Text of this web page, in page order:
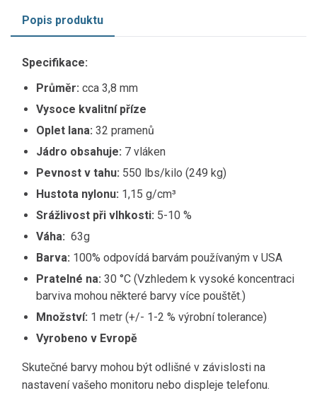
Popis produktu
Specifikace:
Průměr: cca 3,8 mm
Vysoce kvalitní příze
Oplet lana: 32 pramenů
Jádro obsahuje: 7 vláken
Pevnost v tahu: 550 lbs/kilo (249 kg)
Hustota nylonu: 1,15 g/cm³
Srážlivost při vlhkosti: 5-10 %
Váha: 63g
Barva: 100% odpovídá barvám používaným v USA
Pratelné na: 30 °C (Vzhledem k vysoké koncentraci
barviva mohou některé barvy více pouštět.)
Množství: 1 metr (+/- 1-2 % výrobní tolerance)
Vyrobeno v Evropě
Skutečné barvy mohou být odlišné v závislosti na
nastavení vašeho monitoru nebo displeje telefonu.